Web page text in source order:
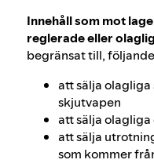
Innehåll som mot
reglerade eller
begränsat till,
att sälja
skjutvapen
att sälja
att sälja
som kommer